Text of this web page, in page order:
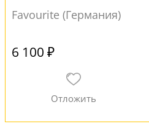
Favourite (Германия)
6 100 ₽